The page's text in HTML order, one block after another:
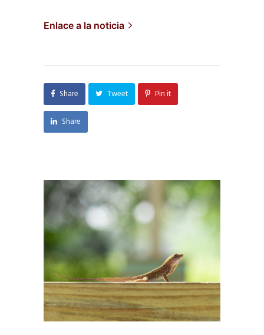
Enlace a la noticia
Share Tweet Pin it
Share